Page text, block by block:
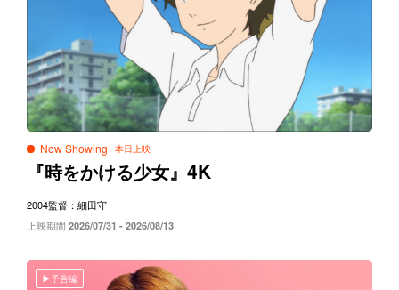
Now Showing
『時をかける少女』 4K
2004監督：細田守
上映期間 2026/07/31 - 2026/08/13
予告編